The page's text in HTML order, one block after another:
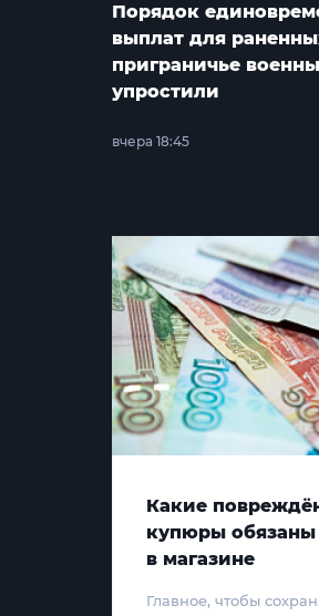
Порядок
выплат для
приграничье
упростили
вчера 18:45
Какие
купюры обязаны
в магазине
Главное, чтобы